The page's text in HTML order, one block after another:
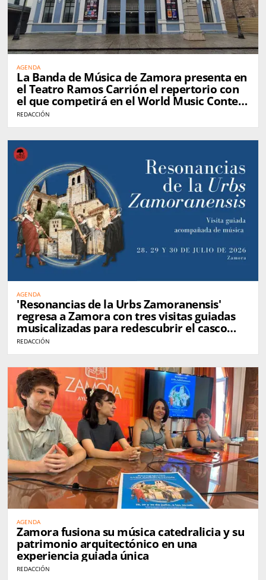
AGENDA
La Banda de Música de Zamora presenta en
el Teatro Ramos Carrión el repertorio con
el que competirá en el World Music Contest
de Kerkrade
REDACCIÓN
AGENDA
'Resonancias de la Urbs Zamoranensis'
regresa a Zamora con tres visitas guiadas
musicalizadas para redescubrir el casco
histórico
REDACCIÓN
AGENDA
Zamora fusiona su música catedralicia y su
patrimonio arquitectónico en una
experiencia guiada única
REDACCIÓN